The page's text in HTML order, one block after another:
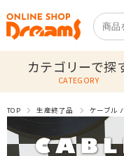
カテゴリーで探
CATEGORY
TOP 生産終了品 ケーブル